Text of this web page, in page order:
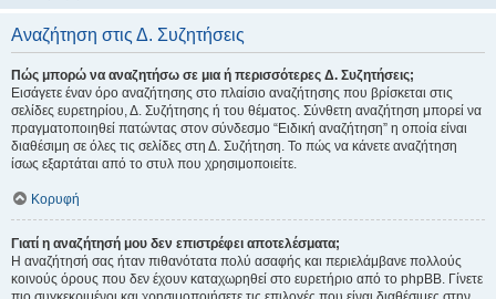
Αναζήτηση στις Δ. Συζητήσεις
Πώς μπορώ να αναζητήσω σε μια ή περισσότερες Δ. Συζητήσεις;
Εισάγετε έναν όρο αναζήτησης στο πλαίσιο αναζήτησης που βρίσκεται στις
σελίδες ευρετηρίου, Δ. Συζήτησης ή του θέματος. Σύνθετη αναζήτηση μπορεί να
πραγματοποιηθεί πατώντας στον σύνδεσμο “Ειδική αναζήτηση” η οποία είναι
διαθέσιμη σε όλες τις σελίδες στη Δ. Συζήτηση. Το πώς να κάνετε αναζήτηση
ίσως εξαρτάται από το στυλ που χρησιμοποιείτε.
Κορυφή
Γιατί η αναζήτησή μου δεν επιστρέφει αποτελέσματα;
Η αναζήτησή σας ήταν πιθανότατα πολύ ασαφής και περιελάμβανε πολλούς
κοινούς όρους που δεν έχουν καταχωρηθεί στο ευρετήριο από το phpBB. Γίνετε